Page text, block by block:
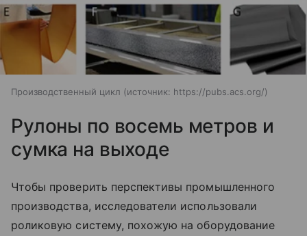
Производственный цикл источник: https://pubs.acs.org/
Рулоны по восемь метров и
сумка на выходе
Чтобы проверить перспективы промышленного
производства, исследователи использовали
роликовую систему, похожую на оборудование